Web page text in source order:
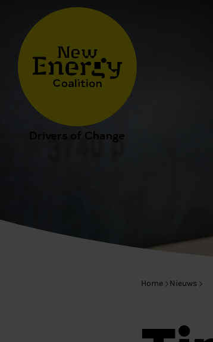
Drivers of Change
Home Nieuws